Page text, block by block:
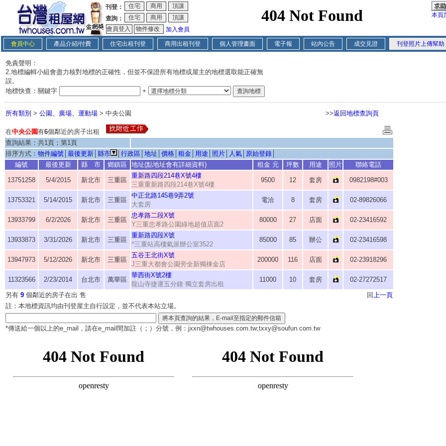
刊登：
查詢：
加入會員
本頁
會員中心 產品介紹/付費 住宅出租刊登 商用出租刊登 個人管理畫面 電子報 站內公告 成交見證 刊登照片上傳幫助
免責聲明：
2.地標編輯小組會盡力核對地標的正確性，但並不保證所有地標或屋主的地標選取能正確無
誤。
地標快查：關鍵字
+
所有類別 > 公園、廣場、運動場 > 中央公園 >>返回地標查詢頁
在中央公園有6個鄰近的房子出租
查詢結果：共1頁；第1頁
排序方式： 物件編號 最後更新 縣市 行政區 地址 價格 租金 用途 照片 人氣 原始登錄
編號
最後更新 縣 市 鄉鎮區 地址(點地址會有詳細資料) 租金 元 坪數 用途 照片 聯絡電話
13751258 5/4/2015 新北市 三重區
重新路四段214巷X號4樓
三重重新路四段214巷X號4樓
9500 12 套房 0982198#003
13753321 5/14/2015 新北市 三重區
中正北路145巷9弄2號
大套房
電洽 8 套房 02-89826066
13933799 6/2/2026 新北市 三重區
忠孝路二段X號
Y三重忠孝路公園綠地超值店面2
80000 27 店面 02-23416592
13933873 3/31/2026 新北市 三重區
重新路四段X號
^三重站高樓氣派辦公室3522
85000 85 辦公 02-23416598
13947973 5/12/2026 新北市 三重區
五谷王北街X號
J三重大都會公園旁全新獨棟金店
200000 116 店面 02-23918296
11323566 2/23/2014 台北市 萬華區
華西街X號2樓
龍山寺捷運五分鐘 獨立套房出租
11000 10 套房 02-27272517
另有 9 個鄰近的房子在出 售 回上一頁
註：本地標資訊均由刊登屋主自行設定，並不代表本站立場。
*傳送給一個以上的e_mail，請在e_mail間加註（ ； ）分號，例：jxxn@twhouses.com.tw;txxy@soufun.com.tw